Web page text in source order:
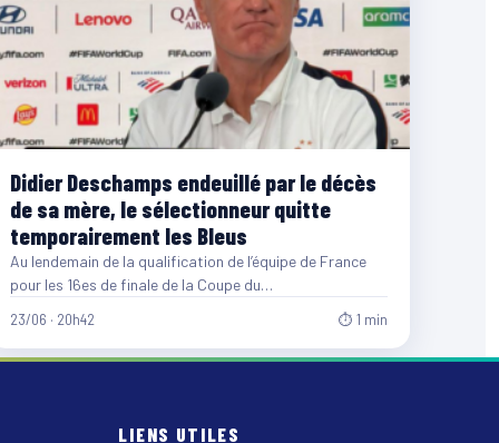
Didier Deschamps endeuillé par le décès
de sa mère, le sélectionneur quitte
temporairement les Bleus
Au lendemain de la qualification de l’équipe de France
pour les 16es de finale de la Coupe du…
23/06 · 20h42 ⏱ 1 min
LIENS UTILES